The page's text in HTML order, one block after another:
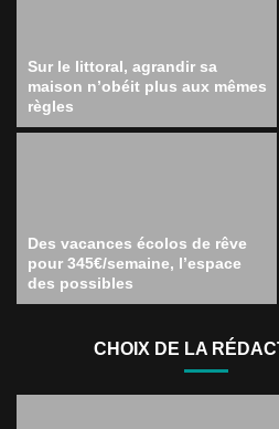
Sur le littoral, agrandir sa
maison n’obéit plus aux mêmes
règles
Des vacances écolos de rêve
pour 345€/semaine, l’espace
des possibles
CHOIX DE LA